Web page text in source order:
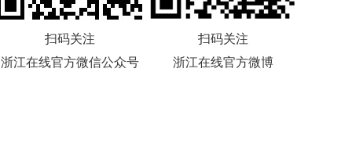
扫码关注
浙江在线官方微信公众号
扫码关注
浙江在线官方微博